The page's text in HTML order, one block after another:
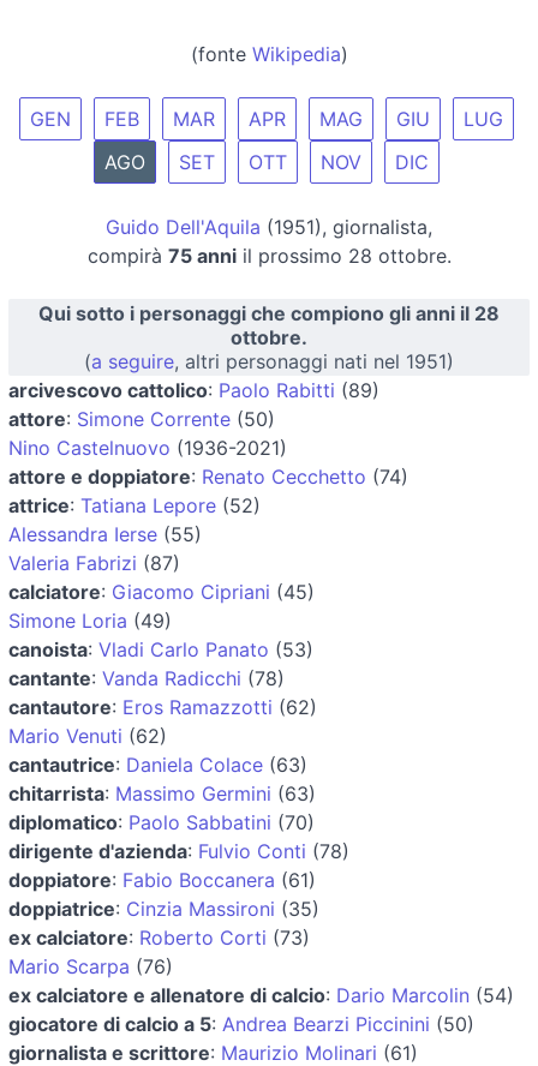
(fonte Wikipedia)
GEN FEB MAR APR MAG GIU
LUG
AGO
SET OTT NOV DIC
Guido Dell'Aquila (1951), giornalista,
compirà 75 anniil prossimo 28 ottobre.
Qui sotto i personaggi che compiono gli anni il 28
ottobre.
(a seguire, altri personaggi nati nel 1951)
arcivescovo cattolico: Paolo Rabitti (89)
attore: Simone Corrente (50)
Nino Castelnuovo (1936-2021)
attore e doppiatore: Renato Cecchetto (74)
attrice: Tatiana Lepore (52)
Alessandra Ierse (55)
Valeria Fabrizi (87)
calciatore: Giacomo Cipriani (45)
Simone Loria (49)
canoista: Vladi Carlo Panato (53)
cantante: Vanda Radicchi (78)
cantautore: Eros Ramazzotti (62)
Mario Venuti (62)
cantautrice: Daniela Colace (63)
chitarrista: Massimo Germini (63)
diplomatico: Paolo Sabbatini (70)
dirigente d'azienda: Fulvio Conti (78)
doppiatore: Fabio Boccanera (61)
doppiatrice: Cinzia Massironi (35)
ex calciatore: Roberto Corti (73)
Mario Scarpa (76)
ex calciatore e allenatore di calcio: Dario Marcolin (54)
giocatore di calcio a 5: Andrea Bearzi Piccinini (50)
giornalista e scrittore: Maurizio Molinari (61)